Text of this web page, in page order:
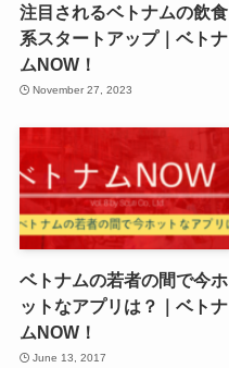
注目されるベトナムの飲食
系スタートアップ｜ベトナ
ムNOW！
November 27, 2023
ベトナムの若者の間で今ホ
ットなアプリは？｜ベトナ
ムNOW！
June 13, 2017